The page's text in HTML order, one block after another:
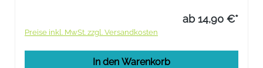
ab 14,90 €*
Preise inkl. MwSt. zzgl. Versandkosten
In den Warenkorb